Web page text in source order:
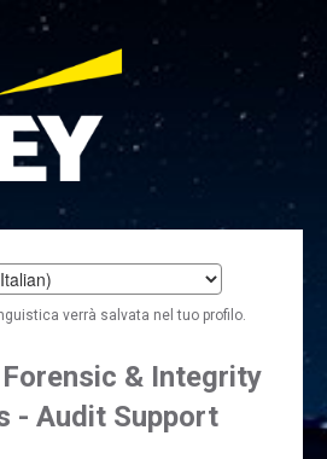
verrà salvata nel tuo profilo.
& Integrity
- Audit Support